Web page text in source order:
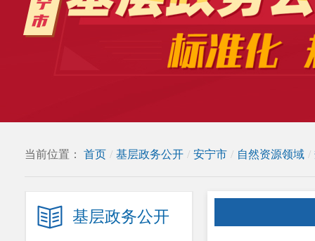
当前位置： 首页 / 基层政务公开 / 安宁市 / 自然资源领域 /
基层政务公开